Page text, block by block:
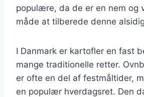
populære, da de er en nem og
måde at tilberede denne
I Danmark er kartofler en fast
mange traditionelle retter.
er ofte en del af festmåltider,
en populær hverdagsret. Den